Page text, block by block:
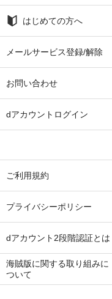
はじめての方へ
メールサービス登録/解除
お問い合わせ
dアカウントログイン
ご利用規約
プライバシーポリシー
dアカウント2段階認証とは
海賊版に関する取り組みに
ついて